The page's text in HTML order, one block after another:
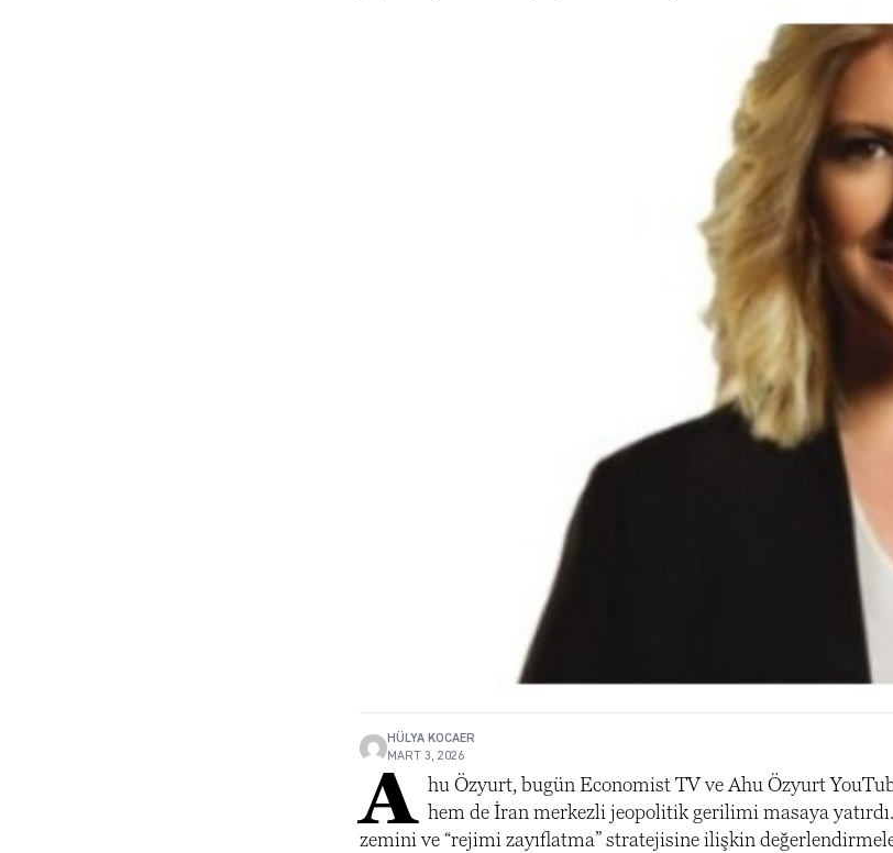
HÜLYA KOCAER
MART 3, 2026
A hu Özyurt, bugün Economist TV ve Ahu Özyurt
hem de İran merkezli jeopolitik gerilimi masaya
zemini ve “rejimi zayıflatma” stratejisine ilişkin